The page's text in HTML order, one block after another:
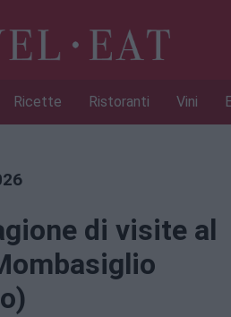
Ricette Ristoranti Vini
di visite al